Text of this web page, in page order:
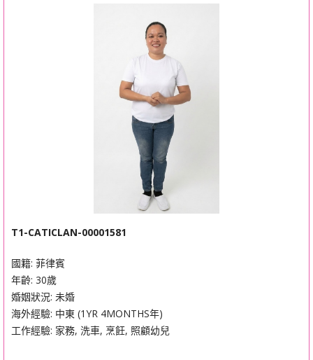
T1-CATICLAN-00001581
國籍: 菲律賓
年齡: 30歲
婚姻狀況: 未婚
海外經驗: 中東 (1YR 4MONTHS年)
工作經驗: 家務, 洗車, 烹飪, 照顧幼兒